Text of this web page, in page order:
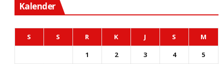
Kalender
S S R K J S
M
1
2 3 4
5